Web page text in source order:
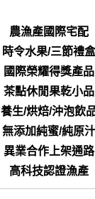
農漁產國際宅配
時令水果/三節禮盒
國際榮耀得獎產品
茶點休閒果乾小品
養生/烘焙/沖泡飲
無添加純蜜/純原汁
異業合作上架通路
高科技認證漁產